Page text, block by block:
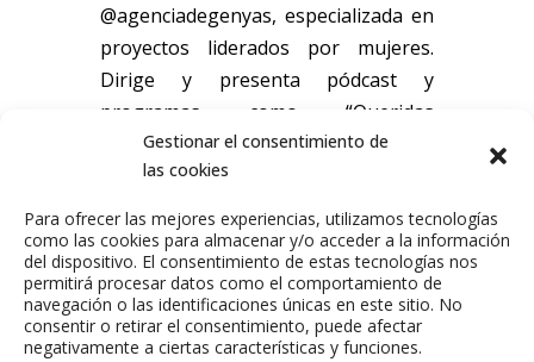
Gestionar el consentimiento de
las cookies
Para ofrecer las mejores experiencias, utilizamos tecnologías
como las cookies para almacenar y/o acceder a la información
del dispositivo. El consentimiento de estas tecnologías nos
permitirá procesar datos como el comportamiento de
navegación o las identificaciones únicas en este sitio. No
consentir o retirar el consentimiento, puede afectar
negativamente a ciertas características y funciones.
@agenciadegenyas, especializada en
proyectos liderados por mujeres.
Dirige y presenta pódcast y
programas como “Queridas
Hermanas” o “Las Uñas”,
entrevistando a figuras relevantes y
generando diálogo sobre temas
actuales.